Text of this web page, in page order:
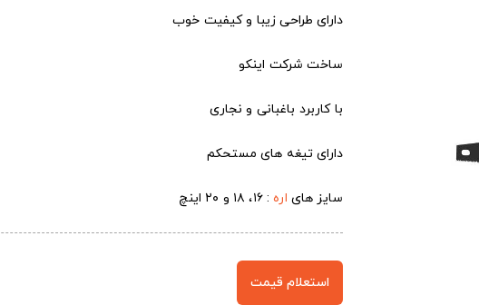
دارای طراحی زیبا و کیفیت خوب
ساخت شرکت اینکو
با کاربرد باغبانی و نجاری
دارای تیغه های مستحکم
سایز های اره: ۱۶، ۱۸ و ۲۰ اینچ
استعلام قیمت